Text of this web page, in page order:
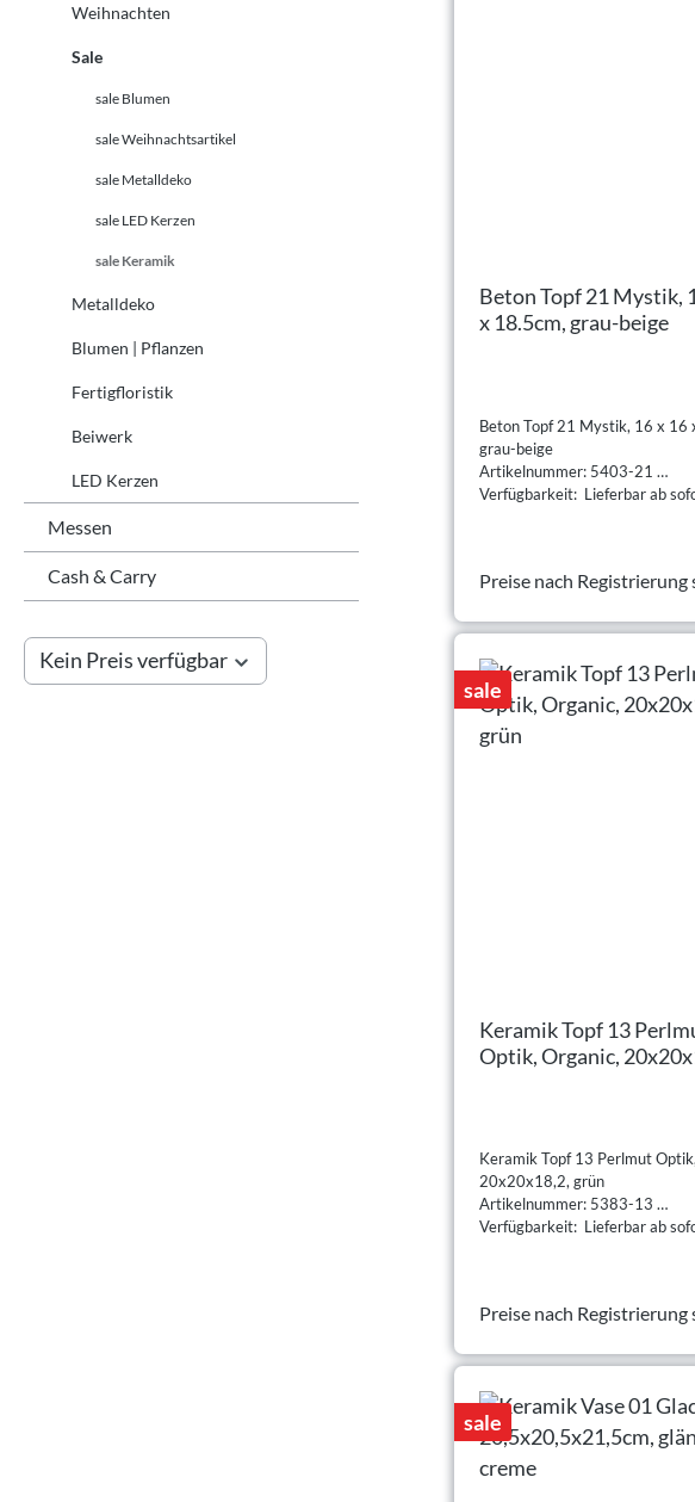
Weihnachten
Sale
sale Blumen
sale Weihnachtsartikel
sale Metalldeko
sale LED Kerzen
sale Keramik
Metalldeko
Blumen | Pflanzen
Fertigfloristik
Beiwerk
LED Kerzen
Messen
Cash & Carry
Kein Preis verfügbar
Beton Topf 21 Mystik,
x 18.5cm, grau-beige
Beton Topf 21 Mystik, 16 x 16
grau-beige
Artikelnummer: 5403-21
Verfügbarkeit: Lieferbar ab
Preise nach Registrierung
sale
Keramik Topf 13
Optik, Organic,
Keramik Topf 13 Perlmut
20x20x18,2, grün
Artikelnummer: 5383-13
Verfügbarkeit: Lieferbar ab
Preise nach Registrierung
sale